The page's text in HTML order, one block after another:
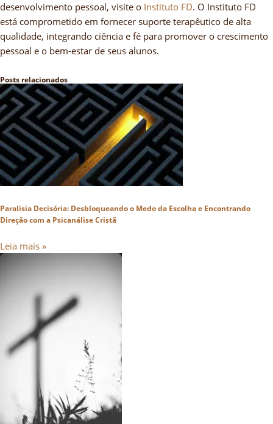
desenvolvimento pessoal, visite o Instituto FD. O Instituto FD
está comprometido em fornecer suporte terapêutico de alta
qualidade, integrando ciência e fé para promover o crescimento
pessoal e o bem-estar de seus alunos.
Posts relacionados
Paralisia Decisória: Desbloqueando o Medo da Escolha e Encontrando
Direção com a Psicanálise Cristã
Leia mais »